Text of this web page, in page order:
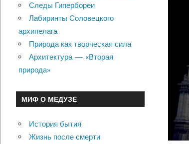
Следы Гипербореи
Лабиринты Соловецкого
архипелага
Природа как творческая сила
Архитектура — «Вторая
природа»
МИФ О МЕДУЗЕ
История бытия
Жизнь после смерти